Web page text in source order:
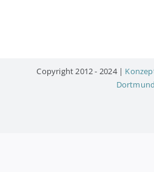
Copyright 2012 - 2024 |
Dortmund